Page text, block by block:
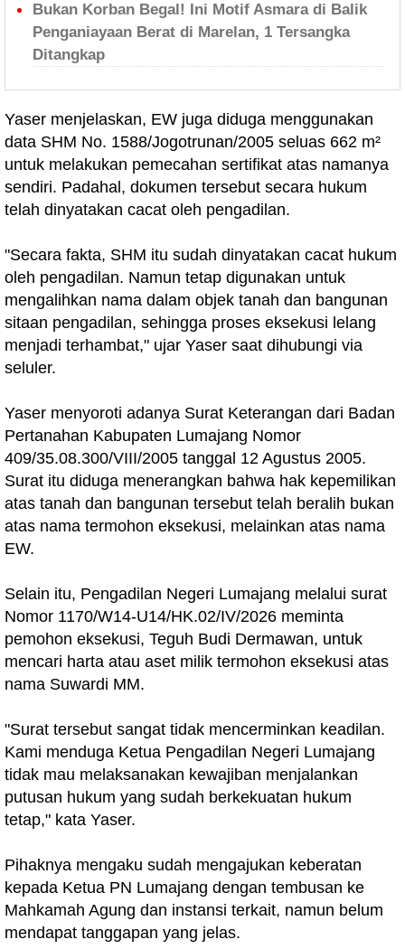
Bukan Korban Begal! Ini Motif Asmara di Balik
Penganiayaan Berat di Marelan, 1 Tersangka
Ditangkap
Yaser menjelaskan, EW juga diduga menggunakan
data SHM No. 1588/Jogotrunan/2005 seluas 662 m²
untuk melakukan pemecahan sertifikat atas namanya
sendiri. Padahal, dokumen tersebut secara hukum
telah dinyatakan cacat oleh pengadilan.
"Secara fakta, SHM itu sudah dinyatakan cacat hukum
oleh pengadilan. Namun tetap digunakan untuk
mengalihkan nama dalam objek tanah dan bangunan
sitaan pengadilan, sehingga proses eksekusi lelang
menjadi terhambat," ujar Yaser saat dihubungi via
seluler.
Yaser menyoroti adanya Surat Keterangan dari Badan
Pertanahan Kabupaten Lumajang Nomor
409/35.08.300/VIII/2005 tanggal 12 Agustus 2005.
Surat itu diduga menerangkan bahwa hak kepemilikan
atas tanah dan bangunan tersebut telah beralih bukan
atas nama termohon eksekusi, melainkan atas nama
EW.
Selain itu, Pengadilan Negeri Lumajang melalui surat
Nomor 1170/W14-U14/HK.02/IV/2026 meminta
pemohon eksekusi, Teguh Budi Dermawan, untuk
mencari harta atau aset milik termohon eksekusi atas
nama Suwardi MM.
"Surat tersebut sangat tidak mencerminkan keadilan.
Kami menduga Ketua Pengadilan Negeri Lumajang
tidak mau melaksanakan kewajiban menjalankan
putusan hukum yang sudah berkekuatan hukum
tetap," kata Yaser.
Pihaknya mengaku sudah mengajukan keberatan
kepada Ketua PN Lumajang dengan tembusan ke
Mahkamah Agung dan instansi terkait, namun belum
mendapat tanggapan yang jelas.